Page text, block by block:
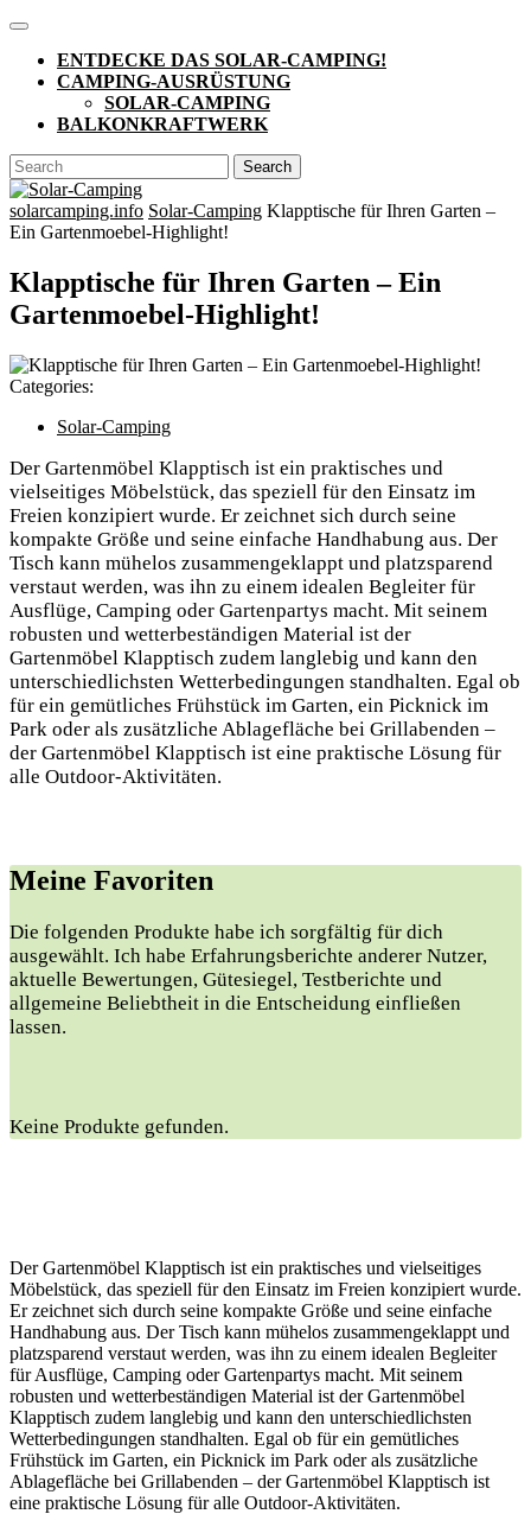
Skip
content
Open
ButtonENTDECKE DAS SOLAR-CAMPING!
CAMPING-AUSRÜSTUNG
SOLAR-CAMPING
BALKONKRAFTWERK
CLOSE
BUTTON
Search
for:
solarcamping.info Solar-Camping Klapptische für Ihren Garten –
Ein Gartenmoebel-Highlight!
Klapptische für Ihren Garten – Ein
Gartenmoebel-Highlight!
Categories:
Solar-Camping
Der Gartenmöbel Klapptisch ist ein praktisches und
vielseitiges Möbelstück, das speziell für den Einsatz im
Freien konzipiert wurde. Er zeichnet sich durch seine
kompakte Größe und seine einfache Handhabung aus. Der
Tisch kann mühelos zusammengeklappt und platzsparend
verstaut werden, was ihn zu einem idealen Begleiter für
Ausflüge, Camping oder Gartenpartys macht. Mit seinem
robusten und wetterbeständigen Material ist der
Gartenmöbel Klapptisch zudem langlebig und kann den
unterschiedlichsten Wetterbedingungen standhalten. Egal ob
für ein gemütliches Frühstück im Garten, ein Picknick im
Park oder als zusätzliche Ablagefläche bei Grillabenden –
der Gartenmöbel Klapptisch ist eine praktische Lösung für
alle Outdoor-Aktivitäten.
Meine Favoriten
Die folgenden Produkte habe ich sorgfältig für dich
ausgewählt. Ich habe Erfahrungsberichte anderer Nutzer,
aktuelle Bewertungen, Gütesiegel, Testberichte und
allgemeine Beliebtheit in die Entscheidung einfließen
lassen.
Keine Produkte gefunden.
Der Gartenmöbel Klapptisch ist ein praktisches und vielseitiges
Möbelstück, das speziell für den Einsatz im Freien konzipiert wurde.
Er zeichnet sich durch seine kompakte Größe und seine einfache
Handhabung aus. Der Tisch kann mühelos zusammengeklappt und
platzsparend verstaut werden, was ihn zu einem idealen Begleiter
für Ausflüge, Camping oder Gartenpartys macht. Mit seinem
robusten und wetterbeständigen Material ist der Gartenmöbel
Klapptisch zudem langlebig und kann den unterschiedlichsten
Wetterbedingungen standhalten. Egal ob für ein gemütliches
Frühstück im Garten, ein Picknick im Park oder als zusätzliche
Ablagefläche bei Grillabenden – der Gartenmöbel Klapptisch ist
eine praktische Lösung für alle Outdoor-Aktivitäten.